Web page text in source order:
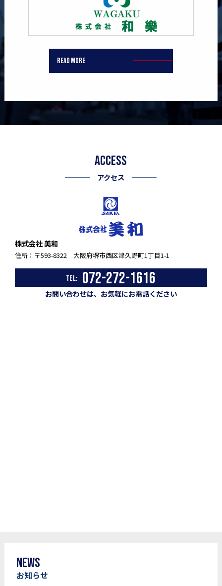
READ MORE
ACCESS
アクセス
株式会社 美和
住所：〒593-8322 大阪府堺市西区津久野町1丁目1-1
TEL: 072-272-1616
お問い合わせは、お気軽にお電話ください
News
お知らせ